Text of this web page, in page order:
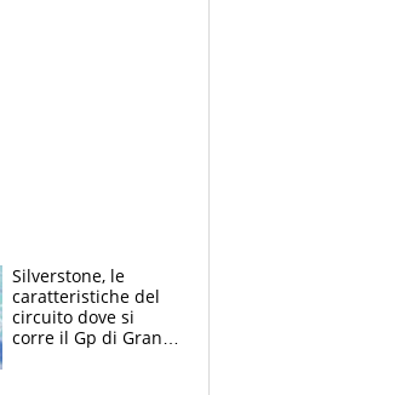
Silverstone, le
caratteristiche del
circuito dove si
corre il Gp di Gran